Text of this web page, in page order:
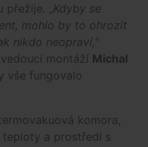
přežije. „Kdyby se
mohlo by to ohrozit
nikdo neopraví,"
montáží Michal
vše fungovalo
komora,
a prostředí s